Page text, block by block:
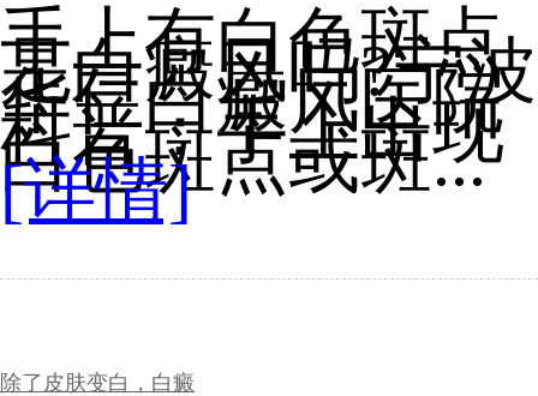
手上有白色斑点
是白癜风吗?宁波
华仁白癜风医院
科普：手上出现
白色斑点或斑...
[详情]
除了皮肤变白，白癜